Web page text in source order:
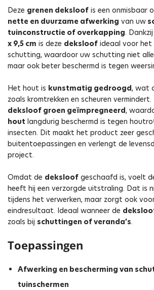
Deze grenen deksloof is een onmisbaar
nette en duurzame afwerking van uw
tuinconstructie of overkapping.
x 9,5 cm is deze deksloof ideaal voor het
schutting, waardoor uw schutting niet
maar ook beter beschermd is tegen
Het hout is kunstmatig gedroogd, wat
zoals kromtrekken en scheuren
deksloof groen geïmpregneerd,
hout langdurig beschermd is tegen
insecten. Dit maakt het product zeer
buitentoepassingen en verlengt de
project.
Omdat de deksloof geschaafd is, voelt
heeft hij een verzorgde uitstraling. Dat is
tijdens het verwerken, maar zorgt ook
eindresultaat. Ideaal wanneer de
zoals bij schuttingen of veranda’s.
Toepassingen
Afwerking en bescherming van
tuinschermen